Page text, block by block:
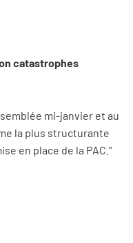
catastrophes
mi-janvier et au
la plus structurante
en place de la PAC."